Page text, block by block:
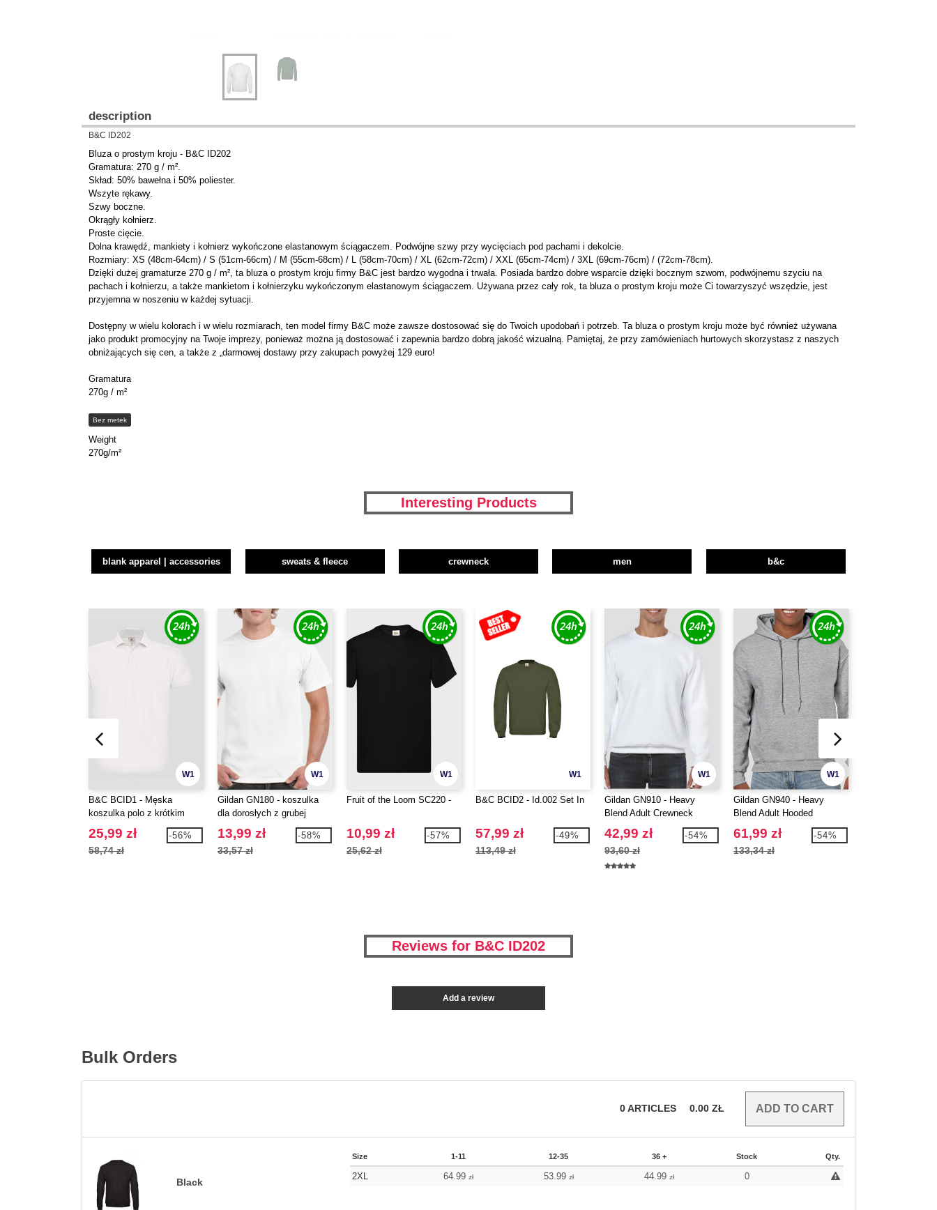
description
B&C ID202
Bluza o prostym kroju - B&C ID202
Gramatura: 270 g / m².
Skład: 50% bawełna i 50% poliester.
Wszyte rękawy.
Szwy boczne.
Okrągły kołnierz.
Proste cięcie.
Dolna krawędź, mankiety i kołnierz wykończone elastanowym ściągaczem. Podwójne szwy przy wycięciach pod pachami i dekolcie.
Rozmiary: XS (48cm-64cm) / S (51cm-66cm) / M (55cm-68cm) / L (58cm-70cm) / XL (62cm-72cm) / XXL (65cm-74cm) / 3XL (69cm-76cm) / (72cm-78cm).
Dzięki dużej gramaturze 270 g / m², ta bluza o prostym kroju firmy B&C jest bardzo wygodna i trwała. Posiada bardzo dobre wsparcie dzięki bocznym szwom, podwójnemu szyciu na
pachach i kołnierzu, a także mankietom i kołnierzyku wykończonym elastanowym ściągaczem. Używana przez cały rok, ta bluza o prostym kroju może Ci towarzyszyć wszędzie, jest
przyjemna w noszeniu w każdej sytuacji.
Dostępny w wielu kolorach i w wielu rozmiarach, ten model firmy B&C może zawsze dostosować się do Twoich upodobań i potrzeb. Ta bluza o prostym kroju może być również używana
jako produkt promocyjny na Twoje imprezy, ponieważ można ją dostosować i zapewnia bardzo dobrą jakość wizualną. Pamiętaj, że przy zamówieniach hurtowych skorzystasz z naszych
obniżających się cen, a także z „darmowej dostawy przy zakupach powyżej 129 euro!
Gramatura
270g / m²
Bez metek
Weight
270g/m²
Interesting Products
blank apparel | accessories sweats & fleece crewneck men b&c
W1
B&C BCID1 - Męska
koszulka polo z krótkim
25,99 zł
58,74 zł
-56%
W1
Gildan GN180 - koszulka
dla dorosłych z grubej
13,99 zł
33,57 zł
-58%
W1
Fruit of the Loom SC220 -
10,99 zł
25,62 zł
-57%
W1
B&C BCID2 - Id.002 Set In
57,99 zł
113,49 zł
-49%
W1
Gildan GN910 - Heavy
Blend Adult Crewneck
42,99 zł
93,60 zł
-54%
W1
Gildan GN940 - Heavy
Blend Adult Hooded
61,99 zł
133,34 zł
-54%
Reviews for B&C ID202
Add a review
Bulk Orders
0ARTICLES 0.00 ZŁ
Black
Size 1-11 12-35 36 + Stock Qty.
2XL 64.99zł 53.99 zł 44.99 zł 0